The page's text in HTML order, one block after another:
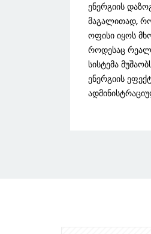
ენერგიის
მაგალითად,
ოფისი იყოს
როდესაც
სისტემა
ენერგიის